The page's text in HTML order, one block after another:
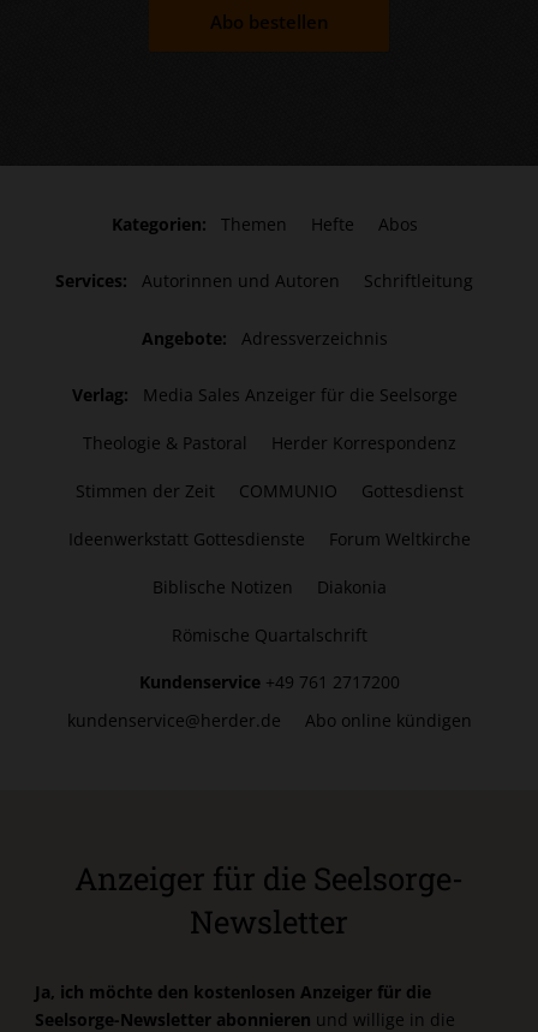
Abo bestellen
Kategorien: Themen Hefte Abos
Services: Autorinnen und Autoren Schriftleitung
Angebote: Adressverzeichnis
Verlag: Media Sales Anzeiger für die Seelsorge
Theologie & Pastoral Herder Korrespondenz
Stimmen der Zeit COMMUNIO Gottesdienst
Ideenwerkstatt Gottesdienste Forum Weltkirche
Biblische Notizen Diakonia
Römische Quartalschrift
Kundenservice +49 761 2717200
kundenservice@herder.de
Abo online kündigen
Anzeiger für die Seelsorge-
Newsletter
Ja, ich möchte den kostenlosen Anzeiger für die
Seelsorge-Newsletter abonnieren und willige in die